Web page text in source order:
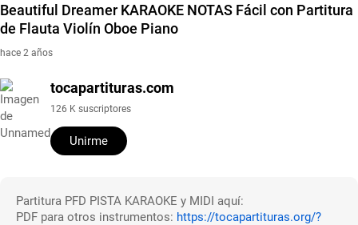
Beautiful Dreamer KARAOKE NOTAS Fácil con Partitura
de Flauta Violín Oboe Piano
hace 2 años
tocapartituras.com
126 K suscriptores
Unirme
Partitura PFD PISTA KARAOKE y MIDI aquí:
PDF para otros instrumentos: https://tocapartituras.org/?